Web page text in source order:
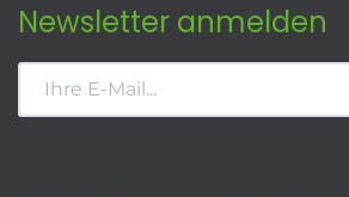
Newsletter anmelden